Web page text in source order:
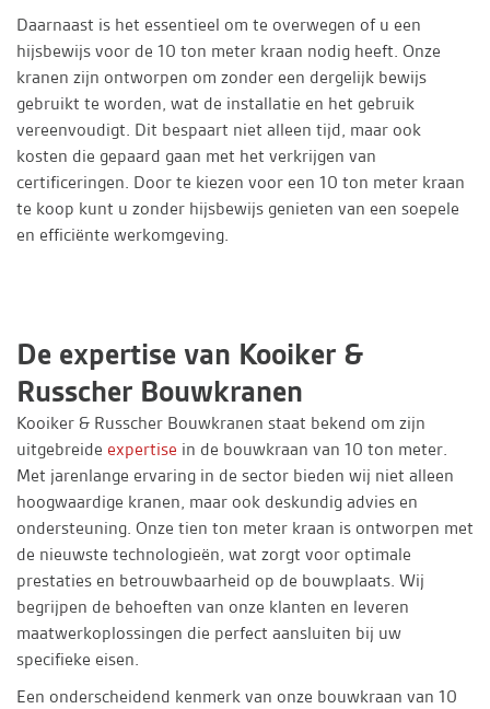
Daarnaast is het essentieel om te overwegen of u een
hijsbewijs voor de 10 ton meter kraan nodig heeft. Onze
kranen zijn ontworpen om zonder een dergelijk bewijs
gebruikt te worden, wat de installatie en het gebruik
vereenvoudigt. Dit bespaart niet alleen tijd, maar ook
kosten die gepaard gaan met het verkrijgen van
certificeringen. Door te kiezen voor een 10 ton meter kraan
te koop kunt u zonder hijsbewijs genieten van een soepele
en efficiënte werkomgeving.
De expertise van Kooiker &
Russcher Bouwkranen
Kooiker & Russcher Bouwkranen staat bekend om zijn
uitgebreide expertise in de bouwkraan van 10 ton meter.
Met jarenlange ervaring in de sector bieden wij niet alleen
hoogwaardige kranen, maar ook deskundig advies en
ondersteuning. Onze tien ton meter kraan is ontworpen met
de nieuwste technologieën, wat zorgt voor optimale
prestaties en betrouwbaarheid op de bouwplaats. Wij
begrijpen de behoeften van onze klanten en leveren
maatwerkoplossingen die perfect aansluiten bij uw
specifieke eisen.
Een onderscheidend kenmerk van onze bouwkraan van 10